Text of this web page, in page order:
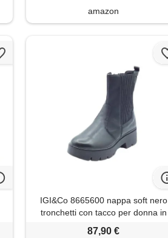
amazon
IGI&Co 8665600 nappa soft nero
tronchetti con tacco per donna in
pelle (taglia 37)
87,90 €